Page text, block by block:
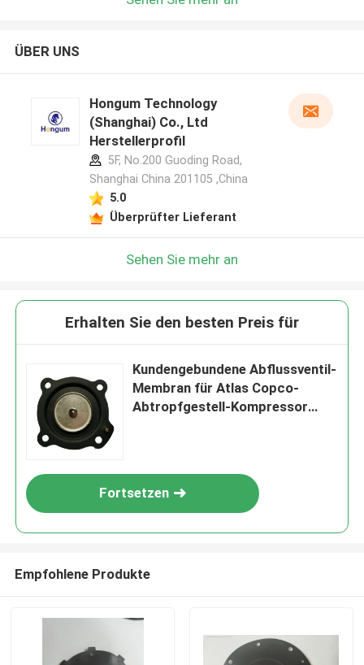
ÜBER UNS
Hongum Technology
(Shanghai) Co., Ltd
Herstellerprofil
5F, No.200 Guoding Road,
Shanghai China 201105 ,China
5.0
Überprüfter Lieferant
Sehen Sie mehr an
Erhalten Sie den besten Preis für
Kundengebundene Abflussventil-
Membran für Atlas Copco-
Abtropfgestell-Kompressor
Fortsetzen
Empfohlene Produkte